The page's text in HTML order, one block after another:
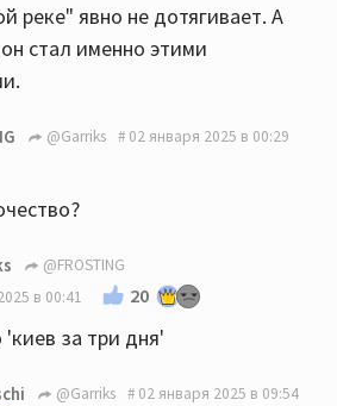
реке" явно не дотягивает. А
стал именно этими
@Garriks 02 января 2025 в 00:29
@FROSTING
в 00:41
20
'киев за три дня'
@Garriks 02 января 2025 в 09:54